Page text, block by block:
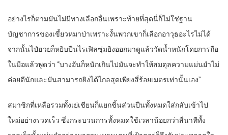
อย่างไรก็ตามมันไม่มีทางเลือกอื่นเพราะท้ายที่สุดนี่ก็ไม่ใช่ฐาน
บัญชาการของเขี้ยวหมาป่าเพราะงั้นพวกเขาก็เลือกอาวุธอะไรไม่ได้
จากนั้นไป๋ฮวยก็หยิบปืนไรเฟิลซุ่มยิงออกมาดูแล้ววัดน้ำหนักโดยการถือ
ในมือแล้วพูดว่า “บางอันก็หนักเกินไปมันจะทำให้สมดุลความแม่นยำไม่
ค่อยดีนักและมันสามารถยิงได้ไกลสุดเพียงสี่ร้อยเมตรเท่านั้นเอง”
สมาชิกที่เหลือรวมทั้งเย่เชียนก็แยกชิ้นส่วนปืนทั้งหมดใส่กลับเข้าไป
ใหม่อย่างรวดเร็ว ซึ่งกระบวนการทั้งหมดใช้เวลาน้อยกว่าสี่นาทีทั้ง